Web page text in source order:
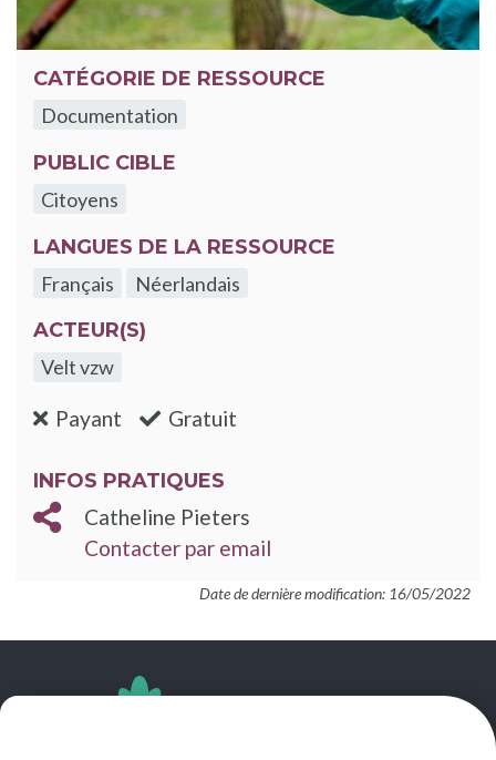
CATÉGORIE DE RESSOURCE
Documentation
PUBLIC CIBLE
Citoyens
LANGUES DE LA RESSOURCE
Français
Néerlandais
ACTEUR(S)
Velt vzw
Payant :non Gratuit
INFOS PRATIQUES
Catheline Pieters
Contacter par email
Date de dernière modification: 16/05/2022